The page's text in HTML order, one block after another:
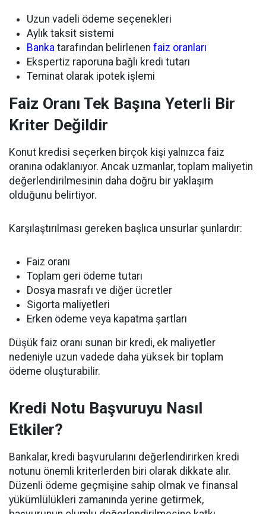
Uzun vadeli ödeme seçenekleri
Aylık taksit sistemi
Banka tarafından belirlenen faiz oranları
Ekspertiz raporuna bağlı kredi tutarı
Teminat olarak ipotek işlemi
Faiz Oranı Tek Başına Yeterli Bir
Kriter Değildir
Konut kredisi seçerken birçok kişi yalnızca faiz
oranına odaklanıyor. Ancak uzmanlar, toplam maliyetin
değerlendirilmesinin daha doğru bir yaklaşım
olduğunu belirtiyor.
Karşılaştırılması gereken başlıca unsurlar şunlardır:
Faiz oranı
Toplam geri ödeme tutarı
Dosya masrafı ve diğer ücretler
Sigorta maliyetleri
Erken ödeme veya kapatma şartları
Düşük faiz oranı sunan bir kredi, ek maliyetler
nedeniyle uzun vadede daha yüksek bir toplam
ödeme oluşturabilir.
Kredi Notu Başvuruyu Nasıl
Etkiler?
Bankalar, kredi başvurularını değerlendirirken kredi
notunu önemli kriterlerden biri olarak dikkate alır.
Düzenli ödeme geçmişine sahip olmak ve finansal
yükümlülükleri zamanında yerine getirmek,